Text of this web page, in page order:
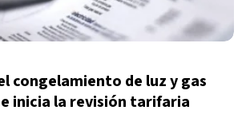
congelamiento de luz y gas
inicia la revisión tarifaria